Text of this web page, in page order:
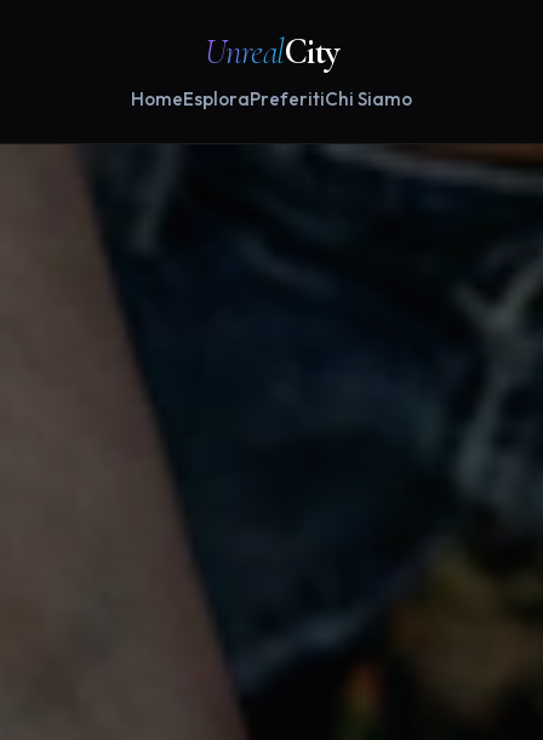
UnrealCity
HomeEsploraPreferitiChi Siamo